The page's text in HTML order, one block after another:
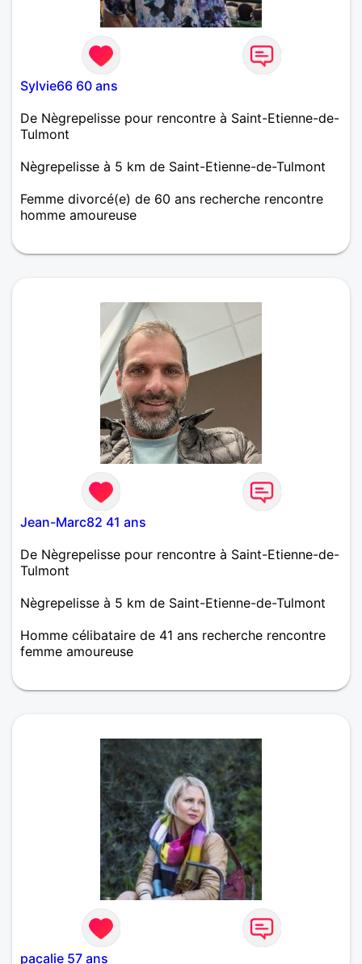
Sylvie66 60 ans
De Nègrepelisse pour rencontre à Saint-Etienne-de-
Tulmont
Nègrepelisse à 5 km de Saint-Etienne-de-Tulmont
Femme divorcé(e) de 60 ans recherche rencontre
homme amoureuse
enthousiaste j ai besoin de découvrir d apprendre
parler d aimer et être aimé en retour Je suis
intolérante aux mensonges tromperies hypocrisie et
la manipulation J aime rire blaguer à refaire le
monde je suis très ouverte d esprit et j ai un grand
respect pour la vie des autres et la mienne Au plaisir
de vous lire Sylvie
Jean-Marc82 41 ans
De Nègrepelisse pour rencontre à Saint-Etienne-de-
Tulmont
Nègrepelisse à 5 km de Saint-Etienne-de-Tulmont
Homme célibataire de 41 ans recherche rencontre
femme amoureuse
respect mutuel. Juste du bien être et du sport. De
de la vie qui peuvent devenirs exceptionnels
pacalie 57 ans